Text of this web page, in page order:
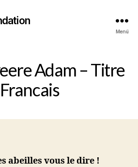
Menü
Adam – Titre
Francais
abeilles vous le dire !